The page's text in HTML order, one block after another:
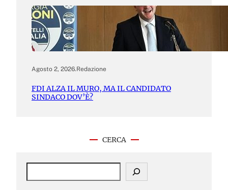
Agosto 2, 2026.Redazione
FDI ALZA IL MURO, MA IL CANDIDATO
SINDACO DOV’È?
CERCA
S